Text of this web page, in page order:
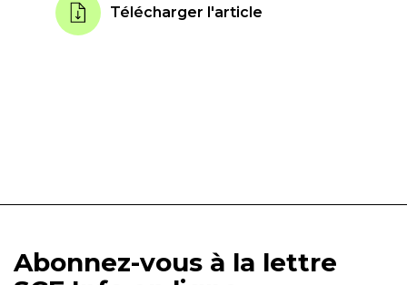
Télécharger l'article
Abonnez-vous à la lettre